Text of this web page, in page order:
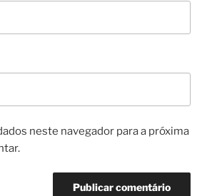
neste navegador para a próxima